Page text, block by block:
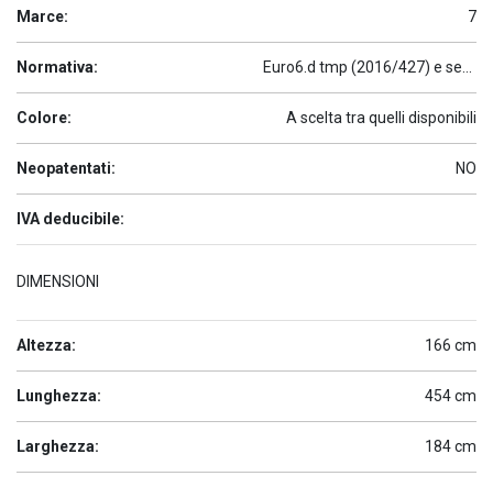
Marce: 7
Normativa:
Colore: A scelta tra quelli disponibili
Neopatentati: NO
IVA deducibile:
DIMENSIONI
Altezza: 166 cm
Lunghezza: 454 cm
Larghezza: 184 cm